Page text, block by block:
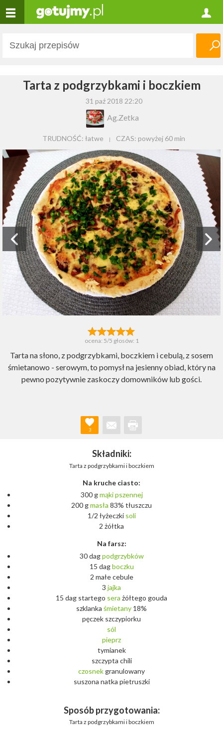
Tarta z podgrzybkami i boczkiem
31 paź 2018 22:20
Ag.Zetka
TRUDNOŚĆ: łatwe CZAS: powyżej 60 min
ocena: 5/5 głosów: 1
Tarta na słono, z podgrzybkami, boczkiem i cebulą, z sosem
śmietanowo - serowym, to pomysł na jesienny obiad, który na
pewno pozytywnie zaskoczy domowników lub gości.
3
Składniki:
Tarta z podgrzybkami i boczkiem
Na kruche ciasto:
300 gmąki pszennej
200 gmasła 83% tłuszczu
1/2 łyżeczki soli
2 żółtka
Na farsz:
30 dagpodgrzybków
15 dagboczku
2 małe cebule
3 jajka
15 dag startego sera żółtego gouda
szklanka śmietany 18%
pęczek szczypiorku
sól
pieprz
tymianek
szczypta chili
czosnek granulowany
suszona natka pietruszki
Sposób przygotowania:
Tarta z podgrzybkami i boczkiem